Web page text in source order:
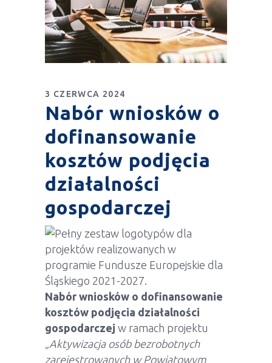
3 CZERWCA 2024
Nabór wniosków o
dofinansowanie
kosztów podjęcia
działalności
gospodarczej
Nabór wniosków o dofinansowanie
kosztów podjęcia działalności
gospodarczej w ramach projektu
„Aktywizacja osób bezrobotnych
zarejestrowanych w Powiatowym